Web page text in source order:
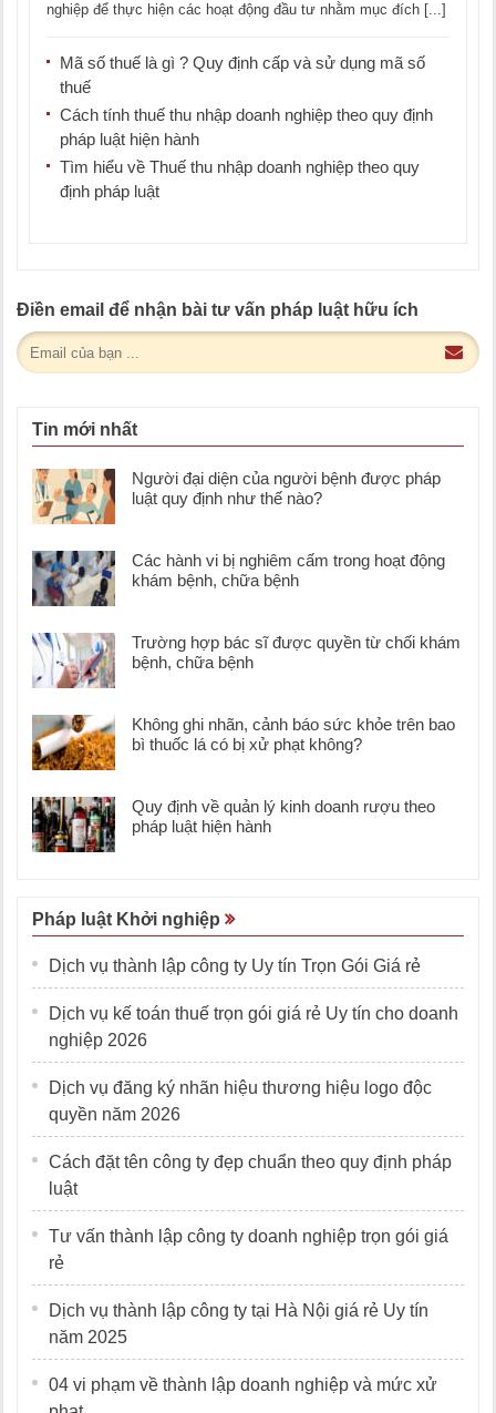
nghiệp để thực hiện các hoạt động đầu tư nhằm mục đích [...]
Mã số thuế là gì ? Quy định cấp và sử dụng mã số
thuế
Cách tính thuế thu nhập doanh nghiệp theo quy định
pháp luật hiện hành
Tìm hiểu về Thuế thu nhập doanh nghiệp theo quy
định pháp luật
Điền email để nhận bài tư vấn pháp luật hữu ích
Tin mới nhất
Người đại diện của người bệnh được pháp
luật quy định như thế nào?
Các hành vi bị nghiêm cấm trong hoạt động
khám bệnh, chữa bệnh
Trường hợp bác sĩ được quyền từ chối khám
bệnh, chữa bệnh
Không ghi nhãn, cảnh báo sức khỏe trên bao
bì thuốc lá có bị xử phạt không?
Quy định về quản lý kinh doanh rượu theo
pháp luật hiện hành
Pháp luật Khởi nghiệp
Dịch vụ thành lập công ty Uy tín Trọn Gói Giá rẻ
Dịch vụ kế toán thuế trọn gói giá rẻ Uy tín cho doanh
nghiệp 2026
Dịch vụ đăng ký nhãn hiệu thương hiệu logo độc
quyền năm 2026
Cách đặt tên công ty đẹp chuẩn theo quy định pháp
luật
Tư vấn thành lập công ty doanh nghiệp trọn gói giá
rẻ
Dịch vụ thành lập công ty tại Hà Nội giá rẻ Uy tín
năm 2025
04 vi phạm về thành lập doanh nghiệp và mức xử